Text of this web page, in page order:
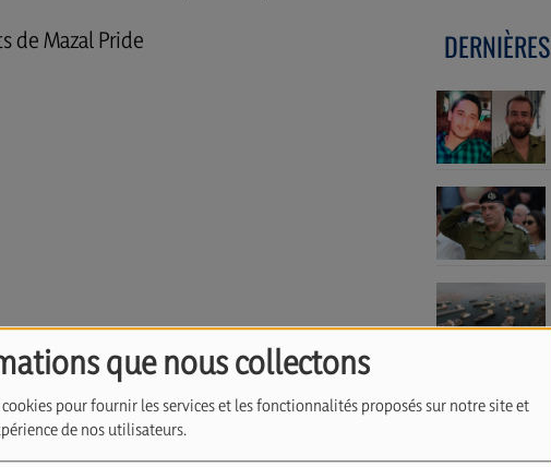
que nous collectons
pour fournir les services et les fonctionnalités proposés sur notre site et
de nos utilisateurs.
de Mazal Pride